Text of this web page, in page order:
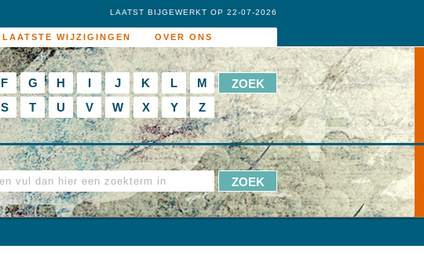
LAATSTE WIJZIGINGEN OVER ONS
LAATST BIJGEWERKT OP 22-07-2026
F G H I J K L
M
S T U V W X Y Z